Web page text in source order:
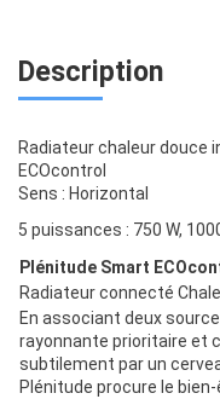
Description
Radiateur chaleur douce
ECOcontrol
Sens : Horizontal
5 puissances : 750 W,
Plénitude Smart
Radiateur connecté
En associant deux
rayonnante prioritaire et
subtilement par un
Plénitude procure le